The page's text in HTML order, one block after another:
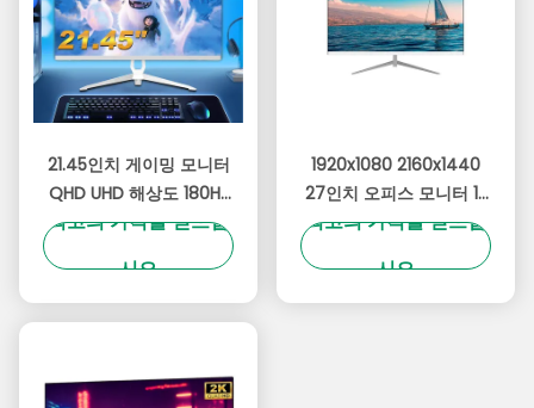
21.45인치 게이밍 모니터
QHD UHD 해상도 180Hz
및 생생한 RGB 조명
최고의 가격을 얻으십
시오
1920x1080 2160x1440
27인치 오피스 모니터 1k
2k 컴퓨터 모니터 안티 블
최고의 가격을 얻으십
시오